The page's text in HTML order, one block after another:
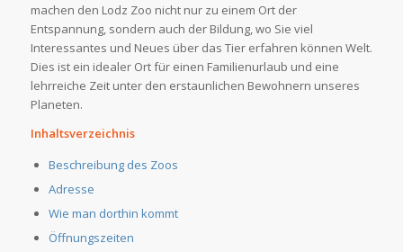
machen den Lodz Zoo nicht nur zu einem Ort der
Entspannung, sondern auch der Bildung, wo Sie viel
Interessantes und Neues über das Tier erfahren können Welt.
Dies ist ein idealer Ort für einen Familienurlaub und eine
lehrreiche Zeit unter den erstaunlichen Bewohnern unseres
Planeten.
Inhaltsverzeichnis
Beschreibung des Zoos
Adresse
Wie man dorthin kommt
Öffnungszeiten